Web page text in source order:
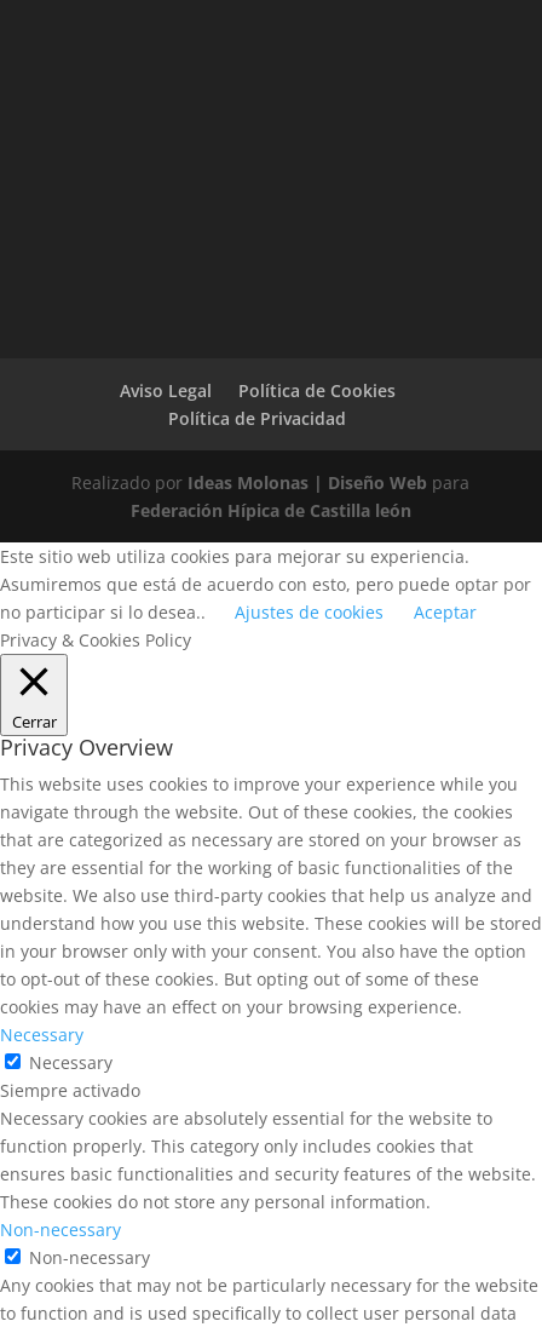
Aviso Legal
Política de Cookies
Política de Privacidad
Realizado por Ideas Molonas | Diseño Web para
Federación Hípica de Castilla león
Este sitio web utiliza cookies para mejorar su experiencia.
Asumiremos que está de acuerdo con esto, pero puede optar por
no participar si lo desea..
Ajustes de cookies
Aceptar
Privacy & Cookies Policy
Cerrar
Privacy Overview
This website uses cookies to improve your experience while you
navigate through the website. Out of these cookies, the cookies
that are categorized as necessary are stored on your browser as
they are essential for the working of basic functionalities of the
website. We also use third-party cookies that help us analyze and
understand how you use this website. These cookies will be stored
in your browser only with your consent. You also have the option
to opt-out of these cookies. But opting out of some of these
cookies may have an effect on your browsing experience.
Necessary
Necessary
Siempre activado
Necessary cookies are absolutely essential for the website to
function properly. This category only includes cookies that
ensures basic functionalities and security features of the website.
These cookies do not store any personal information.
Non-necessary
Non-necessary
Any cookies that may not be particularly necessary for the website
to function and is used specifically to collect user personal data